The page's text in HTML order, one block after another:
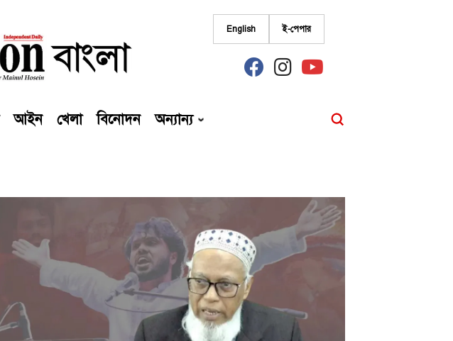
English ই-পেপার
fab
fa-
fab
fa-
fab
fa-
আইন খেলা বিনোদন অন্যান্য